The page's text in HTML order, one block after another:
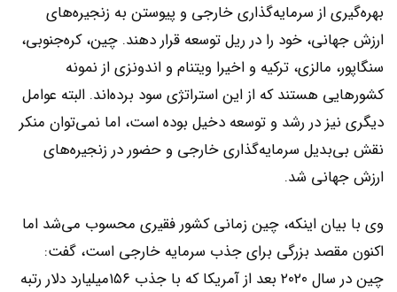
بهره‌‌‌گیری از ‌‌‌سرمایه‌گذاری خارجی و پیوستن به زنجیره‌‌‌های
ارزش جهانی، خود را در ریل توسعه قرار دهند. چین، کره‌‌‌جنوبی،
سنگاپور، مالزی، ترکیه و اخیرا ویتنام و اندونزی از نمونه
کشورهایی هستند که از این استراتژی سود برده‌‌‌اند. البته عوامل
دیگری نیز در رشد و توسعه دخیل بوده است، اما نمی‌توان منکر
نقش بی‌‌‌بدیل ‌‌‌سرمایه‌گذاری خارجی و حضور در زنجیره‌‌‌های
ارزش جهانی شد.
وی با بیان اینکه، چین زمانی کشور فقیری محسوب ‌‌‌می‌‌‌شد اما
اکنون مقصد بزرگی برای جذب سرمایه خارجی است، گفت:
چین در سال ۲۰۲۰ بعد از آمریکا که با جذب ۱۵۶میلیارد دلار رتبه